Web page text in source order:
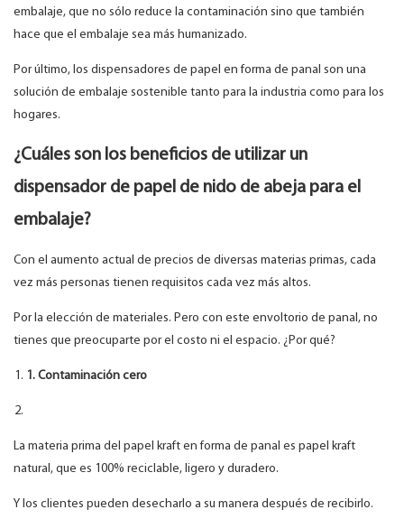
embalaje, que no sólo reduce la contaminación sino que también
hace que el embalaje sea más humanizado.
Por último, los dispensadores de papel en forma de panal son una
solución de embalaje sostenible tanto para la industria como para los
hogares.
¿Cuáles son los beneficios de utilizar un
dispensador de papel de nido de abeja para el
embalaje?
Con el aumento actual de precios de diversas materias primas, cada
vez más personas tienen requisitos cada vez más altos.
Por la elección de materiales. Pero con este envoltorio de panal, no
tienes que preocuparte por el costo ni el espacio. ¿Por qué?
1. Contaminación cero
La materia prima del papel kraft en forma de panal es papel kraft
natural, que es 100% reciclable, ligero y duradero.
Y los clientes pueden desecharlo a su manera después de recibirlo.